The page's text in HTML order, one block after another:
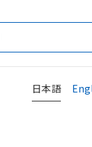
日本語